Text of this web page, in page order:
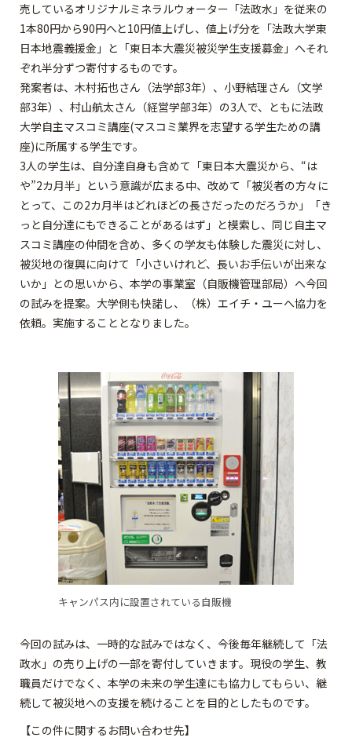
売しているオリジナルミネラルウォーター「法政水」を従来の
1本80円から90円へと10円値上げし、値上げ分を「法政大学東
日本地震義援金」と「東日本大震災被災学生支援募金」へそれ
ぞれ半分ずつ寄付するものです。
発案者は、木村拓也さん（法学部3年）、小野結理さん（文学
部3年）、村山航太さん（経営学部3年）の3人で、ともに法政
大学自主マスコミ講座(マスコミ業界を志望する学生ための講
座)に所属する学生です。
3人の学生は、自分達自身も含めて「東日本大震災から、“は
や”2カ月半」という意識が広まる中、改めて「被災者の方々に
とって、この2カ月半はどれほどの長さだったのだろうか」「き
っと自分達にもできることがあるはず」と模索し、同じ自主マ
スコミ講座の仲間を含め、多くの学友も体験した震災に対し、
被災地の復興に向けて「小さいけれど、長いお手伝いが出来な
いか」との思いから、本学の事業室（自販機管理部局）へ今回
の試みを提案。大学側も快諾し、（株）エイチ・ユーへ協力を
依頼。実施することとなりました。
キャンパス内に設置されている自販機
今回の試みは、一時的な試みではなく、今後毎年継続して「法
政水」の売り上げの一部を寄付していきます。現役の学生、教
職員だけでなく、本学の未来の学生達にも協力してもらい、継
続して被災地への支援を続けることを目的としたものです。
【この件に関するお問い合わせ先】